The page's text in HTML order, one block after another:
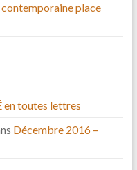
contemporaine place
en toutes lettres
Décembre 2016 –